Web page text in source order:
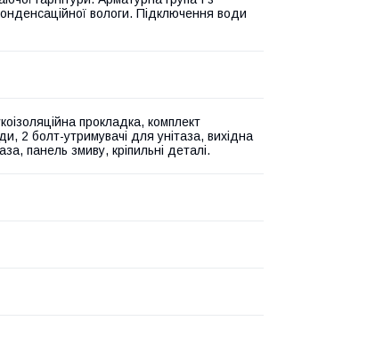
вологи. Підключення води
прокладка, комплект
2 болт-утримувачі для унітаза, вихідна
панель змиву, кріпильні деталі.